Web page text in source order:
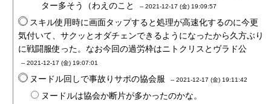
ター多そう（わえのこと
-- 2021-12-17 (金) 19:09:57
スキル使用時に画面タップすると処理が高速化するのに今更
気付いて、サクッとオダチェンできるようになったから久方ぶり
に戦闘服使った。なお今回の過労枠はニトクリスとヴラド公
-- 2021-12-17 (金) 19:07:01
ヌードル回しで事故りサポの協会服 -- 2021-12-17 (金) 19:11:42
ヌードルは協会か断片が多かったのかな。